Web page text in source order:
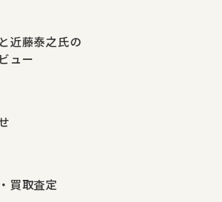
近藤泰之氏の
ュー
買取査定